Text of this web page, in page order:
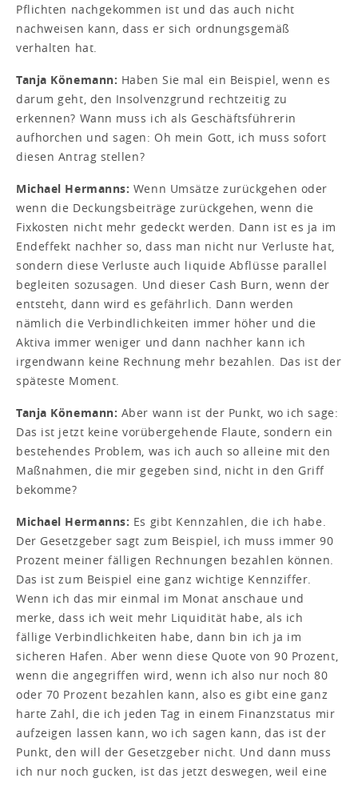
Pflichten nachgekommen ist und das auch nicht
nachweisen kann, dass er sich ordnungsgemäß
verhalten hat.
Tanja Könemann: Haben Sie mal ein Beispiel, wenn es
darum geht, den Insolvenzgrund rechtzeitig zu
erkennen? Wann muss ich als Geschäftsführerin
aufhorchen und sagen: Oh mein Gott, ich muss sofort
diesen Antrag stellen?
Michael Hermanns: Wenn Umsätze zurückgehen oder
wenn die Deckungsbeiträge zurückgehen, wenn die
Fixkosten nicht mehr gedeckt werden. Dann ist es ja im
Endeffekt nachher so, dass man nicht nur Verluste hat,
sondern diese Verluste auch liquide Abflüsse parallel
begleiten sozusagen. Und dieser Cash Burn, wenn der
entsteht, dann wird es gefährlich. Dann werden
nämlich die Verbindlichkeiten immer höher und die
Aktiva immer weniger und dann nachher kann ich
irgendwann keine Rechnung mehr bezahlen. Das ist der
späteste Moment.
Tanja Könemann: Aber wann ist der Punkt, wo ich sage:
Das ist jetzt keine vorübergehende Flaute, sondern ein
bestehendes Problem, was ich auch so alleine mit den
Maßnahmen, die mir gegeben sind, nicht in den Griff
bekomme?
Michael Hermanns: Es gibt Kennzahlen, die ich habe.
Der Gesetzgeber sagt zum Beispiel, ich muss immer 90
Prozent meiner fälligen Rechnungen bezahlen können.
Das ist zum Beispiel eine ganz wichtige Kennziffer.
Wenn ich das mir einmal im Monat anschaue und
merke, dass ich weit mehr Liquidität habe, als ich
fällige Verbindlichkeiten habe, dann bin ich ja im
sicheren Hafen. Aber wenn diese Quote von 90 Prozent,
wenn die angegriffen wird, wenn ich also nur noch 80
oder 70 Prozent bezahlen kann, also es gibt eine ganz
harte Zahl, die ich jeden Tag in einem Finanzstatus mir
aufzeigen lassen kann, wo ich sagen kann, das ist der
Punkt, den will der Gesetzgeber nicht. Und dann muss
ich nur noch gucken, ist das jetzt deswegen, weil eine